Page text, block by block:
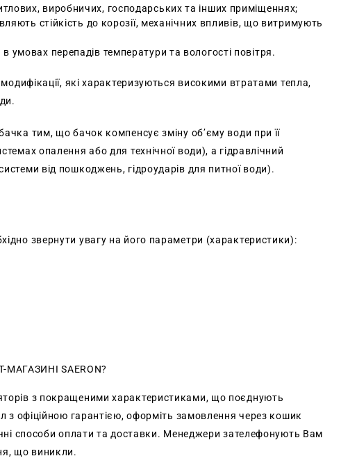
виробничих, господарських та інших приміщеннях;
стійкість до корозії, механічних впливів, що витримують
умовах перепадів температури та вологості повітря.
які характеризуються високими втратами тепла,
тим, що бачок компенсує зміну об’єму води при її
опалення або для технічної води), а гідравлічний
від пошкоджень, гідроударів для питної води).
звернути увагу на його параметри (характеристики):
SAERON?
з покращеними характеристиками, що поєднують
з офіційною гарантією, оформіть замовлення через кошик
способи оплати та доставки. Менеджери зателефонують Вам
що виникли.